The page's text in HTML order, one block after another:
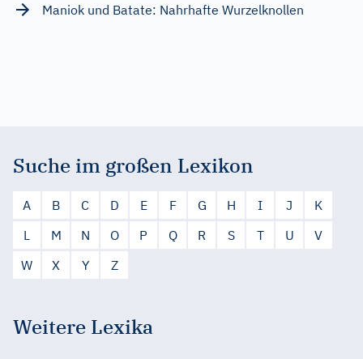
Maniok und Batate: Nahrhafte Wurzelknollen
Suche im großen Lexikon
A B C D E F G H I J
K
L
M N O P Q R S T U
V
W
X Y Z
Weitere Lexika